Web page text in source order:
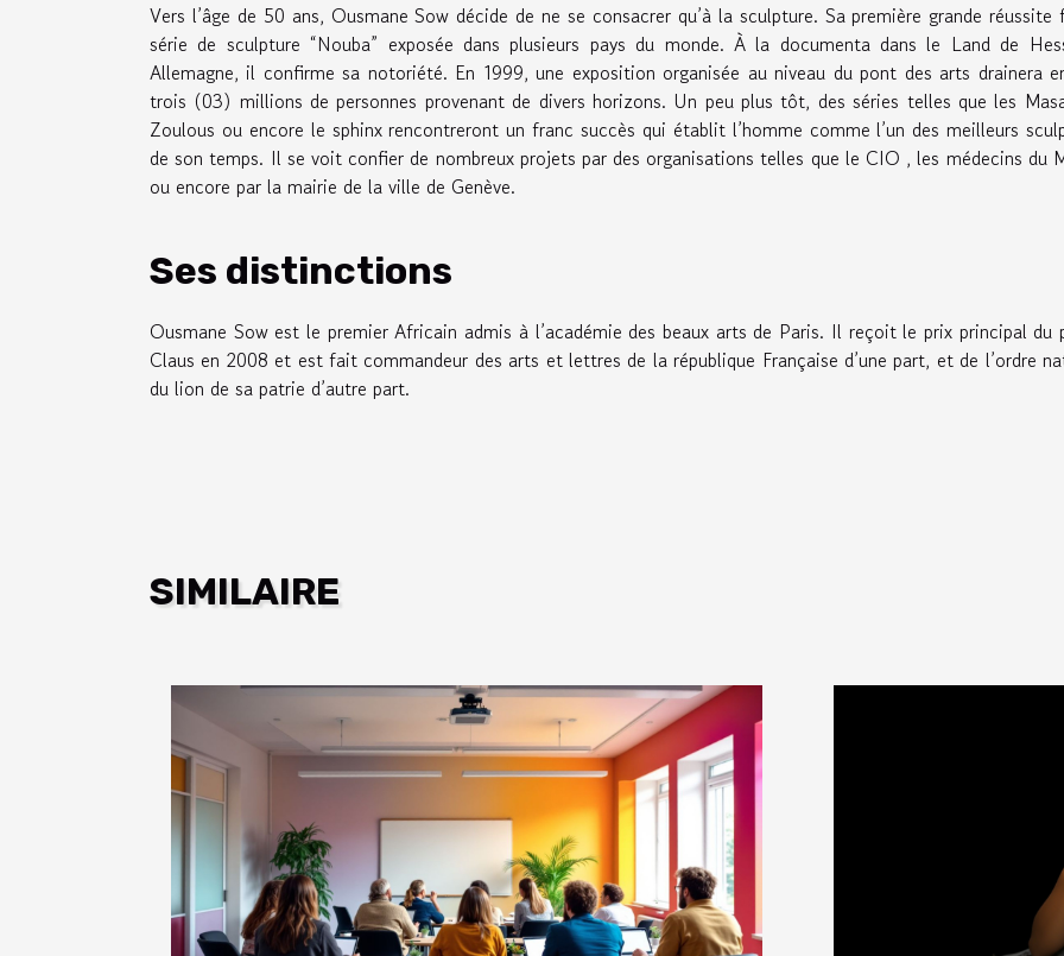
Vers l’âge de 50 ans, Ousmane Sow décide de ne se consacrer qu’à la sculpture. Sa première grande réussite
série de sculpture “Nouba” exposée dans plusieurs pays du monde. À la documenta dans le Land de
Allemagne, il confirme sa notoriété. En 1999, une exposition organisée au niveau du pont des arts drainera
trois (03) millions de personnes provenant de divers horizons. Un peu plus tôt, des séries telles que les
Zoulous ou encore le sphinx rencontreront un franc succès qui établit l’homme comme l’un des meilleurs
de son temps. Il se voit confier de nombreux projets par des organisations telles que le CIO , les médecins du
ou encore par la mairie de la ville de Genève.
Ses distinctions
Ousmane Sow est le premier Africain admis à l’académie des beaux arts de Paris. Il reçoit le prix principal du
Claus en 2008 et est fait commandeur des arts et lettres de la république Française d’une part, et de l’ordre
du lion de sa patrie d’autre part.
SIMILAIRE